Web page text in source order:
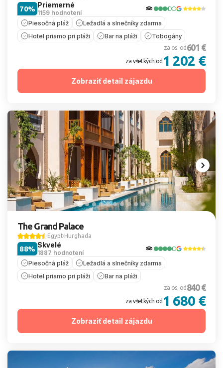
Priemerné
1159 hodnotení
70%
Piesočná pláž
Ležadlá a slnečníky zdarma
Hotel priamo pri pláži
Bar na pláži Tobogány
za os. od 601 €
za všetkých od 1 202 €
Zobraziť detail zájazdu
The Grand Palace
Egypt Hurghada
Skvelé
1887 hodnotení
88%
Piesočná pláž
Ležadlá a slnečníky zdarma
Hotel priamo pri pláži
Bar na pláži
za os. od 840 €
za všetkých od 1 680 €
Zobraziť detail zájazdu